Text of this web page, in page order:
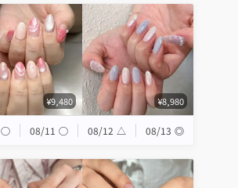
¥9,480 ¥8,980
◯ 08/11 ◯ 08/12 △ 08/13 ◎